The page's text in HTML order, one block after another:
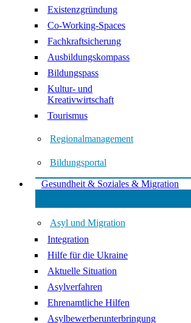
Existenzgründung
Co-Working-Spaces
Fachkraftsicherung
Ausbildungskompass
Bildungspass
Kultur- und
Kreativwirtschaft
Tourismus
Regionalmanagement
Bildungsportal
Gesundheit & Soziales & Migration
Asyl und Migration
Integration
Hilfe für die Ukraine
Aktuelle Situation
Asylverfahren
Ehrenamtliche Hilfen
Asylbewerberunterbringung